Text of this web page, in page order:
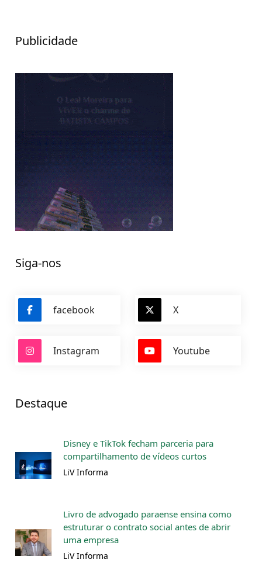
Publicidade
Siga-nos
facebook X
Instagram Youtube
Destaque
Disney e TikTok fecham parceria para
compartilhamento de vídeos curtos
LiV Informa
Livro de advogado paraense ensina como
estruturar o contrato social antes de abrir
uma empresa
LiV Informa